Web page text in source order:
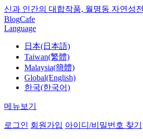
신과 인간의 대합작품, 월명동 자연성전
BlogCafe
Language
日本(日本語)
Taiwan(繁體)
Malaysia(簡體)
Global(English)
한국(한국어)
메뉴보기
로그인 회원가입 아이디/비밀번호 찾기